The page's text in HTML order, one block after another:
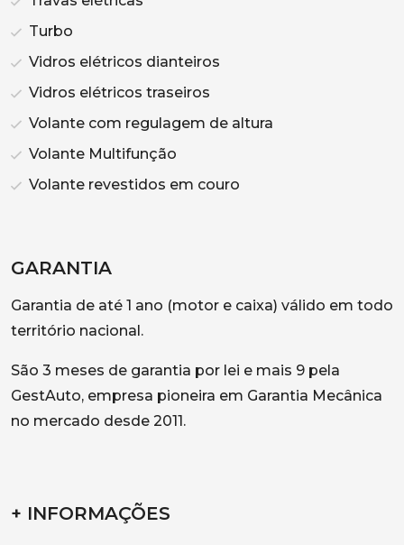
Turbo
Vidros elétricos dianteiros
Vidros elétricos traseiros
Volante com regulagem de altura
Volante Multifunção
Volante revestidos em couro
GARANTIA
Garantia de até 1 ano (motor e caixa) válido em todo
território nacional.
São 3 meses de garantia por lei e mais 9 pela
GestAuto, empresa pioneira em Garantia Mecânica
no mercado desde 2011.
+ INFORMAÇÕES